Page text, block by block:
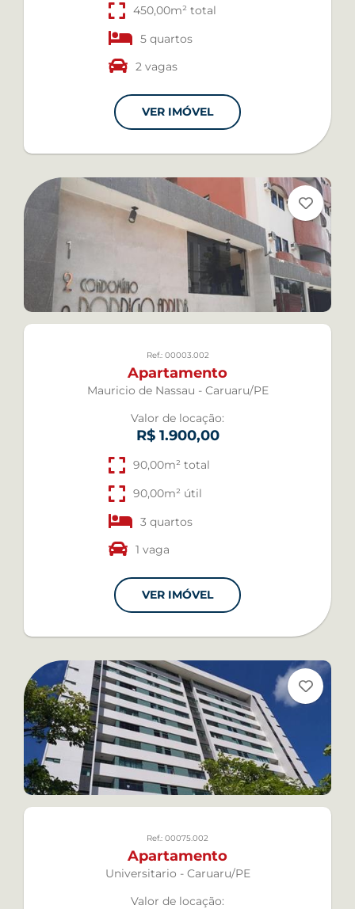
1 2
450,00m² total
5 quartos
2 vagas
VER IMÓVEL
Ref.: 00003.002
Apartamento
Mauricio de Nassau - Caruaru/PE
Valor de locação:
R$ 1.900,00
90,00m² total
90,00m² útil
3 quartos
1 vaga
VER IMÓVEL
Ref.: 00075.002
Apartamento
Universitario - Caruaru/PE
Valor de locação: